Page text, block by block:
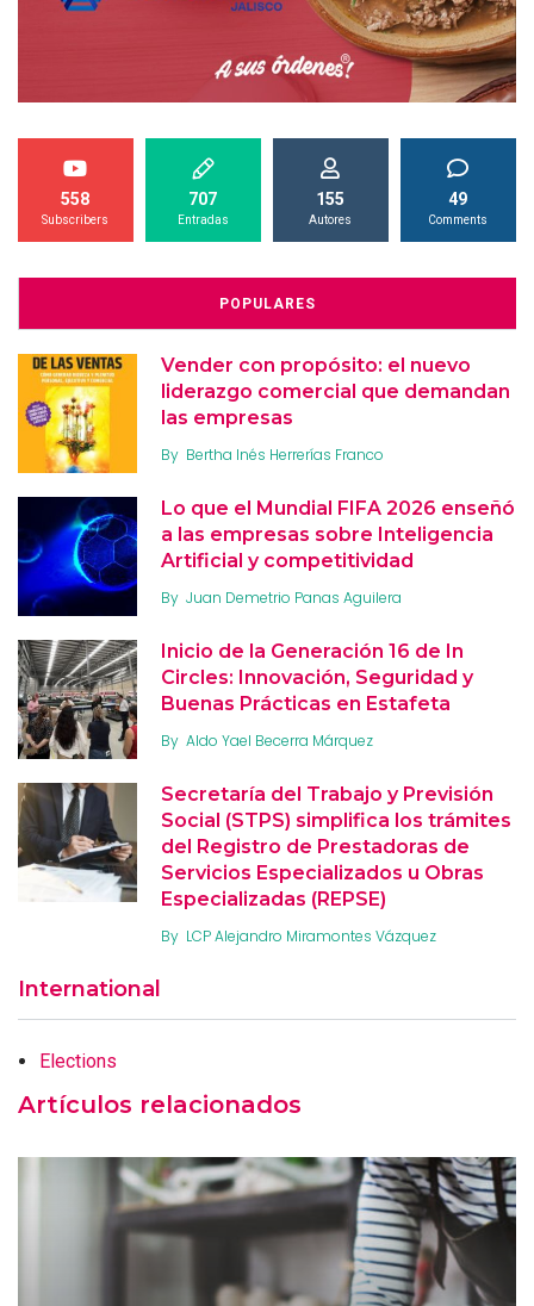
558
Subscribers
707
Entradas
155
Autores
49
Comments
POPULARES
Vender con propósito: el nuevo
liderazgo comercial que demandan
las empresas
By Bertha Inés Herrerías Franco
Lo que el Mundial FIFA 2026 enseñó
a las empresas sobre Inteligencia
Artificial y competitividad
By Juan Demetrio Panas Aguilera
Inicio de la Generación 16 de In
Circles: Innovación, Seguridad y
Buenas Prácticas en Estafeta
By Aldo Yael Becerra Márquez
Secretaría del Trabajo y Previsión
Social (STPS) simplifica los trámites
del Registro de Prestadoras de
Servicios Especializados u Obras
Especializadas (REPSE)
By LCP Alejandro Miramontes Vázquez
International
Elections
Artículos relacionados